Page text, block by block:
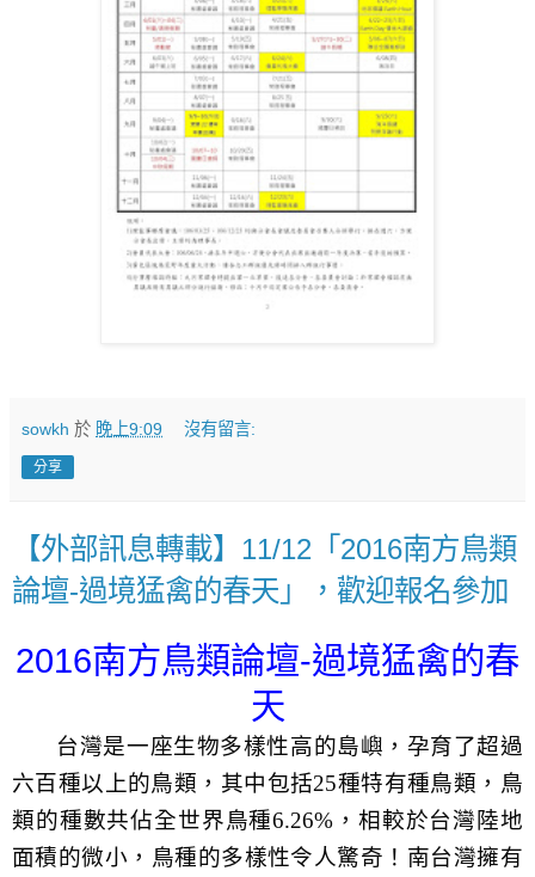
sowkh 於 晚上9:09 沒有留言:
分享
【外部訊息轉載】11/12「2016南方鳥類
論壇-過境猛禽的春天」，歡迎報名參加
2016南方鳥類論壇-過境猛禽的春
天
台灣是一座生物多樣性高的島嶼，孕育了超過
六百種以上的鳥類， 其中包括25種特有種鳥類，鳥
類的種數共佔全世界鳥種6.26% ，相較於台灣陸地
面積的微小，鳥種的多樣性令人驚奇！ 南台灣擁有